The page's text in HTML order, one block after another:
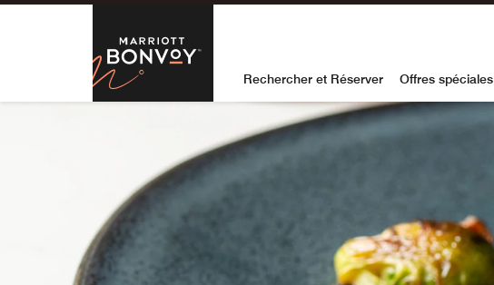
Skip to Content
Marriott Bonvoy
Rechercher et Réserver Offres spéciales